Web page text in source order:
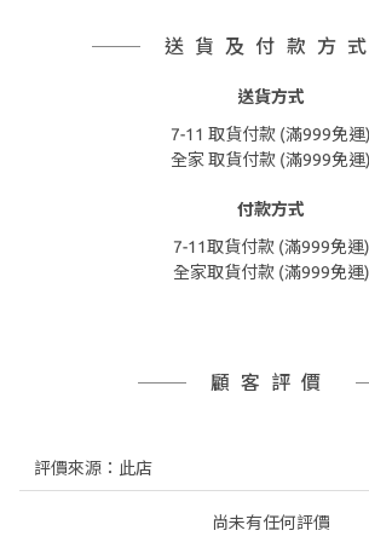
送貨及付款方式
送貨方式
7-11 取貨付款 (滿999免運)
全家 取貨付款 (滿999免運)
付款方式
7-11取貨付款 (滿999免運)
全家取貨付款 (滿999免運)
顧客評價
尚未有任何評價